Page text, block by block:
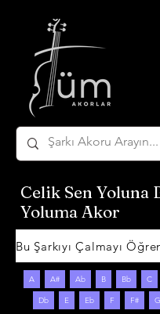
Celik Sen Yoluna
Yoluma Akor
A A# Ab B Bb C
Db E Eb F F# G